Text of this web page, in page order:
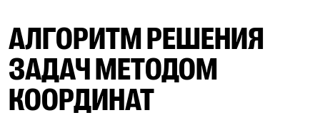
АЛГОРИТМ РЕШЕНИЯ
ЗАДАЧ МЕТОДОМ
КООРДИНАТ